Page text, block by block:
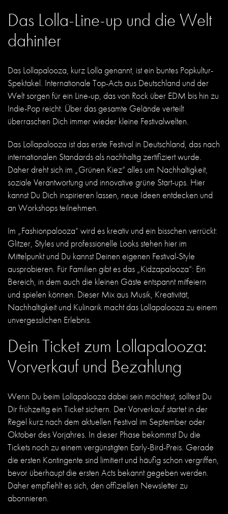
Das Lolla-Line-up und die Welt
dahinter
Das Lollapalooza, kurz Lolla genannt, ist ein buntes Popkultur-
Spektakel. Internationale Top-Acts aus Deutschland und der
Welt sorgen für ein Line-up, das von Rock über EDM bis hin zu
Indie-Pop reicht. Über das gesamte Gelände verteilt
überraschen Dich immer wieder kleine Festivalwelten.
Das Lollapalooza ist das erste Festival in Deutschland, das nach
internationalen Standards als nachhaltig zertifiziert wurde.
Daher dreht sich im „Grünen Kiez“ alles um Nachhaltigkeit,
soziale Verantwortung und innovative grüne Start-ups. Hier
kannst Du Dich inspirieren lassen, neue Ideen entdecken und
an Workshops teilnehmen.
Im „Fashionpalooza“ wird es kreativ und ein bisschen verrückt:
Glitzer, Styles und professionelle Looks stehen hier im
Mittelpunkt und Du kannst Deinen eigenen Festival-Style
ausprobieren. Für Familien gibt es das „Kidzapalooza“: Ein
Bereich, in dem auch die kleinen Gäste entspannt mitfeiern
und spielen können. Dieser Mix aus Musik, Kreativität,
Nachhaltigkeit und Kulinarik macht das Lollapalooza zu einem
unvergesslichen Erlebnis.
Dein Ticket zum Lollapalooza:
Vorverkauf und Bezahlung
Wenn Du beim Lollapalooza dabei sein möchtest, solltest Du
Dir frühzeitig ein Ticket sichern. Der Vorverkauf startet in der
Regel kurz nach dem aktuellen Festival im September oder
Oktober des Vorjahres. In dieser Phase bekommst Du die
Tickets noch zu einem vergünstigten Early-Bird-Preis. Gerade
die ersten Kontingente sind limitiert und häufig schon vergriffen,
bevor überhaupt die ersten Acts bekannt gegeben werden.
Daher empfiehlt es sich, den offiziellen Newsletter zu
abonnieren.